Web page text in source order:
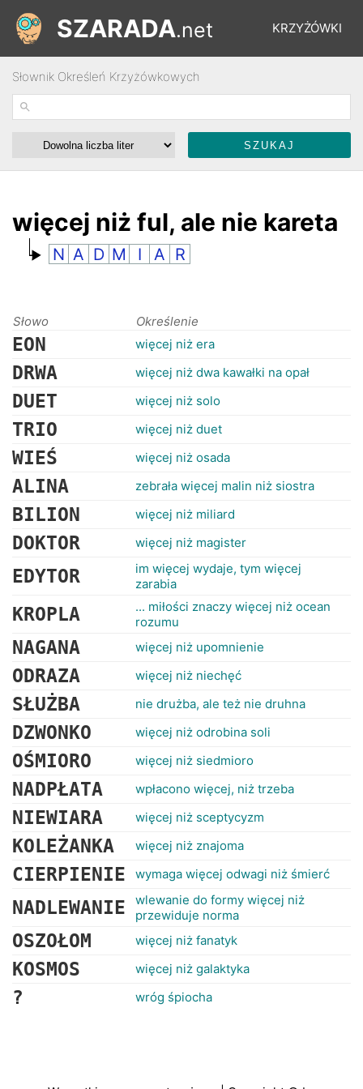
KRZYŻÓWKI
ŁAMIGŁÓWKI
RANKINGI
SZARADA.net
Słownik Określeń Krzyżówkowych
więcej niż ful, ale nie kareta
N A D M I A R
Słowo Określenie
EON więcej niż era
DRWA więcej niż dwa kawałki na opał
DUET więcej niż solo
TRIO więcej niż duet
WIEŚ więcej niż osada
ALINA zebrała więcej malin niż siostra
BILION więcej niż miliard
DOKTOR więcej niż magister
EDYTOR
im więcej wydaje, tym więcej
zarabia
KROPLA
... miłości znaczy więcej niż ocean
rozumu
NAGANA więcej niż upomnienie
ODRAZA więcej niż niechęć
SŁUŻBA nie drużba, ale też nie druhna
DZWONKO więcej niż odrobina soli
OŚMIORO więcej niż siedmioro
NADPŁATA wpłacono więcej, niż trzeba
NIEWIARA więcej niż sceptycyzm
KOLEŻANKA więcej niż znajoma
CIERPIENIE wymaga więcej odwagi niż śmierć
NADLEWANIE
wlewanie do formy więcej niż
przewiduje norma
OSZOŁOM więcej niż fanatyk
KOSMOS więcej niż galaktyka
? wróg śpiocha